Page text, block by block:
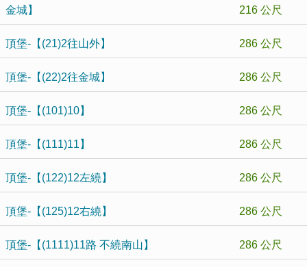
金城】
216 公尺
頂堡-【(21)2往山外】 286 公尺
頂堡-【(22)2往金城】 286 公尺
頂堡-【(101)10】 286 公尺
頂堡-【(111)11】 286 公尺
頂堡-【(122)12左繞】 286 公尺
頂堡-【(125)12右繞】 286 公尺
頂堡-【(1111)11路 不繞南山】 286 公尺